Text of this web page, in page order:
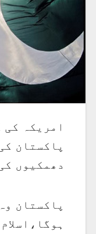
امریکہ
پاکستان
دھمکیوں
پاکستان